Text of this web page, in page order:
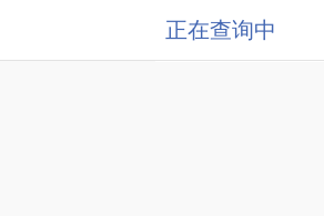
正在查询中